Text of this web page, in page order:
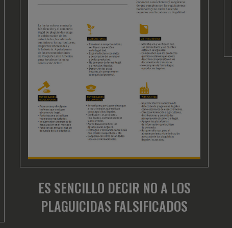
ES SENCILLO DECIR NO A LOS
PLAGUICIDAS FALSIFICADOS